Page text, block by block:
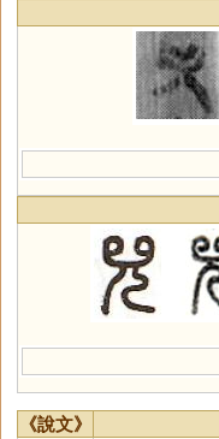
《說文》